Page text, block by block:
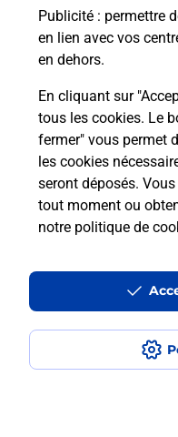
Publicité : permettre
en lien avec vos
en dehors.
En cliquant sur
tous les cookies. Le
fermer" vous permet
les cookies
seront déposés.
tout moment ou
notre politique de
Comment est
téléassistance
Localiser Liste
Liste -
Charente-Maritime -
Accessibilité :
Conditions contractuelles
Mentions légales